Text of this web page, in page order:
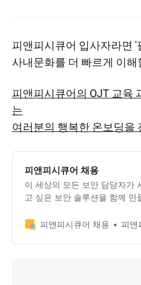
피앤피시큐어 입사자라면 '
사내문화를 더 빠르게 이해
피앤피시큐어의 OJT 교육
는
여러분의 행복한 온보딩을
피앤피시큐어 채용
이 세상의 모든 보안 담당자가
고 싶은 보안 솔루션을 함께 만
피앤피시큐어 채용
피앤피